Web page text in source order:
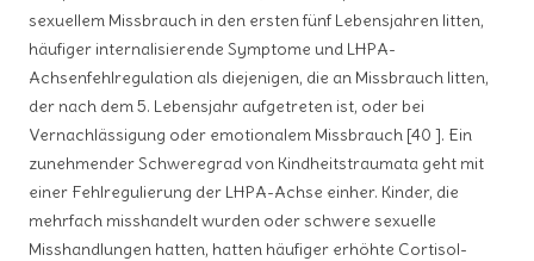
sexuellem Missbrauch in den ersten fünf Lebensjahren litten,
häufiger internalisierende Symptome und LHPA-
Achsenfehlregulation als diejenigen, die an Missbrauch litten,
der nach dem 5. Lebensjahr aufgetreten ist, oder bei
Vernachlässigung oder emotionalem Missbrauch [40 ]. Ein
zunehmender Schweregrad von Kindheitstraumata geht mit
einer Fehlregulierung der LHPA-Achse einher. Kinder, die
mehrfach misshandelt wurden oder schwere sexuelle
Misshandlungen hatten, hatten häufiger erhöhte Cortisol-